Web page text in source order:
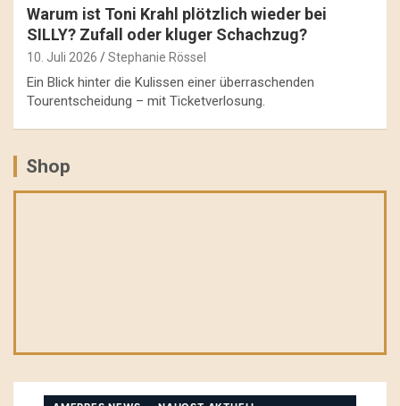
Warum ist Toni Krahl plötzlich wieder bei
SILLY? Zufall oder kluger Schachzug?
10. Juli 2026 Stephanie Rössel
Ein Blick hinter die Kulissen einer überraschenden
Tourentscheidung – mit Ticketverlosung.
Shop